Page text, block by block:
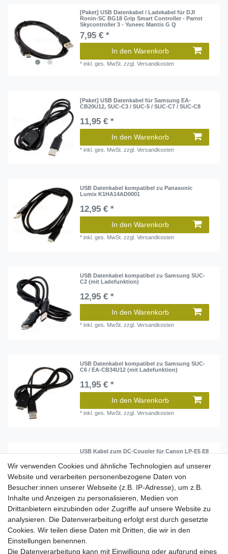
[Paket] USB Datenkabel / Ladekabel für DJI
Ronin-SC BG18 Grip Smart Controller - Parrot
Skycontroller 3 - Yuneec Mantis G Q
7,95 € *
In den Warenkorb
*inkl. ges. MwSt. zzgl.Versandkosten
[Paket] USB Datenkabel für Samsung EA-
CB20U12, SUC-C3 / SUC-5 / SUC-C7 / SUC-C8
11,95 € *
In den Warenkorb
*inkl. ges. MwSt. zzgl.Versandkosten
USB Datenkabel kompatibel zu Panasonic
Lumix K1HA14AD0001
12,95 € *
In den Warenkorb
*inkl. ges. MwSt. zzgl.Versandkosten
USB Datenkabel kompatibel zu Samsung SUC-
C2 (mit Ladefunktion)
12,95 € *
In den Warenkorb
*inkl. ges. MwSt. zzgl.Versandkosten
USB Datenkabel kompatibel zu Samsung SUC-
C6 / EA-CB34U12 (mit Ladefunktion)
11,95 € *
In den Warenkorb
*inkl. ges. MwSt. zzgl.Versandkosten
USB Kabel zum DC-Coupler für Canon LP-E5 E8
In den Warenkorb
*inkl. ges. MwSt.zzgl.Versandkosten
USB Koppler-Adapter für GoPro Hero 3
Wir verwenden Cookies und ähnliche Technologien auf unserer
Website und verarbeiten personenbezogene Daten von
Besucher:innen unserer Webseite (z.B. IP-Adresse), um z.B.
Inhalte und Anzeigen zu personalisieren, Medien von
Drittanbietern einzubinden oder Zugriffe auf unsere Website zu
analysieren. Die Datenverarbeitung erfolgt erst durch gesetzte
Cookies. Wir teilen diese Daten mit Dritten, die wir in den
Einstellungen benennen.
Die Datenverarbeitung kann mit Einwilligung oder aufgrund eines